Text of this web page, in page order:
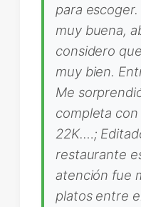
para
muy buena,
considero
muy bien.
Me
completa
22K.…;
restaurante
atención fue
platos entre